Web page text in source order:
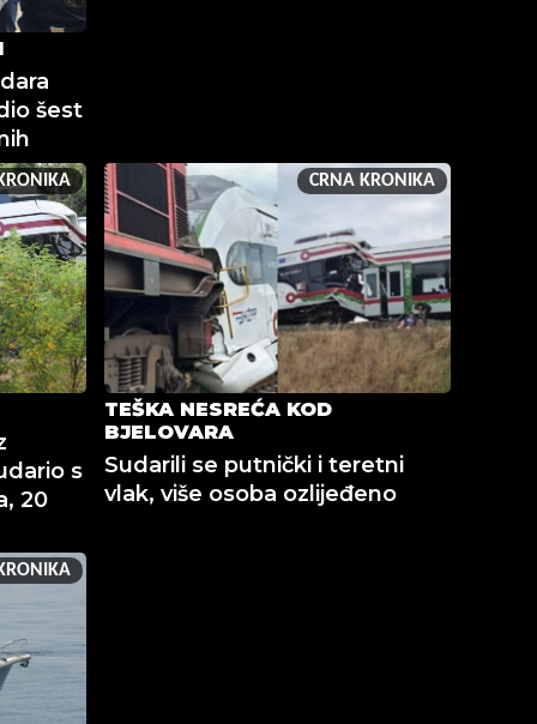
šest
s
20
CRNA KRONIKA
TEŠKA NESREĆA KOD
BJELOVARA
Sudarili se putnički i teretni
vlak, više osoba ozlijeđeno